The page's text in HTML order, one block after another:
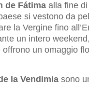
de Fátima alla fine
si vestono da
la Vergine fino
un intero
offrono un omaggio
la Vendimia sono